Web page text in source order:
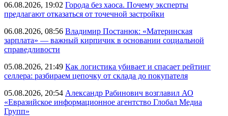
06.08.2026, 19:02 Города без хаоса. Почему эксперты
предлагают отказаться от точечной застройки
06.08.2026, 08:56 Владимир Постанюк: «Материнская
зарплата» — важный кирпичик в основании социальной
справедливости
05.08.2026, 21:49 Как логистика убивает и спасает рейтинг
селлера: разбираем цепочку от склада до покупателя
05.08.2026, 20:54 Александр Рабинович возглавил АО
«Евразийское информационное агентство Глобал Медиа
Групп»